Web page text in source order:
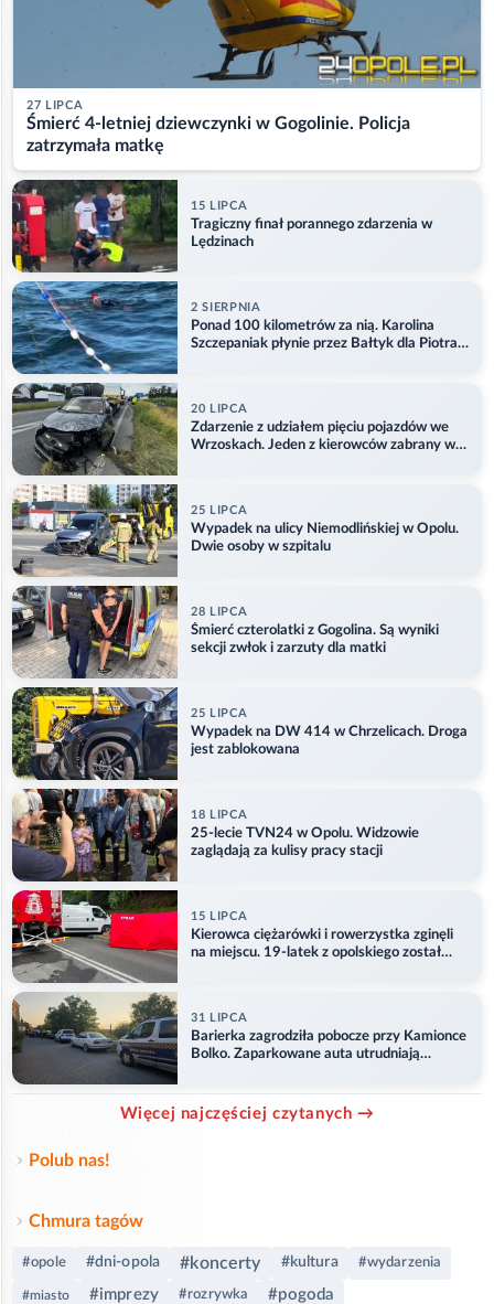
27 LIPCA
Śmierć 4-letniej dziewczynki w Gogolinie. Policja
zatrzymała matkę
15 LIPCA
Tragiczny finał porannego zdarzenia w
Lędzinach
2 SIERPNIA
Ponad 100 kilometrów za nią. Karolina
Szczepaniak płynie przez Bałtyk dla Piotra.
20 LIPCA
Zdarzenie z udziałem pięciu pojazdów we
Wrzoskach. Jeden z kierowców zabrany w
25 LIPCA
Wypadek na ulicy Niemodlińskiej w Opolu.
Dwie osoby w szpitalu
28 LIPCA
Śmierć czterolatki z Gogolina. Są wyniki
sekcji zwłok i zarzuty dla matki
25 LIPCA
Wypadek na DW 414 w Chrzelicach. Droga
jest zablokowana
18 LIPCA
25-lecie TVN24 w Opolu. Widzowie
zaglądają za kulisy pracy stacji
15 LIPCA
Kierowca ciężarówki i rowerzystka zginęli
na miejscu. 19-latek z opolskiego został
31 LIPCA
Barierka zagrodziła pobocze przy Kamionce
Bolko. Zaparkowane auta utrudniają
Więcej najczęściej czytanych →
Polub nas!
Chmura tagów
#opole #dni-opola #koncerty #kultura #wydarzenia
#miasto #imprezy #rozrywka #pogoda